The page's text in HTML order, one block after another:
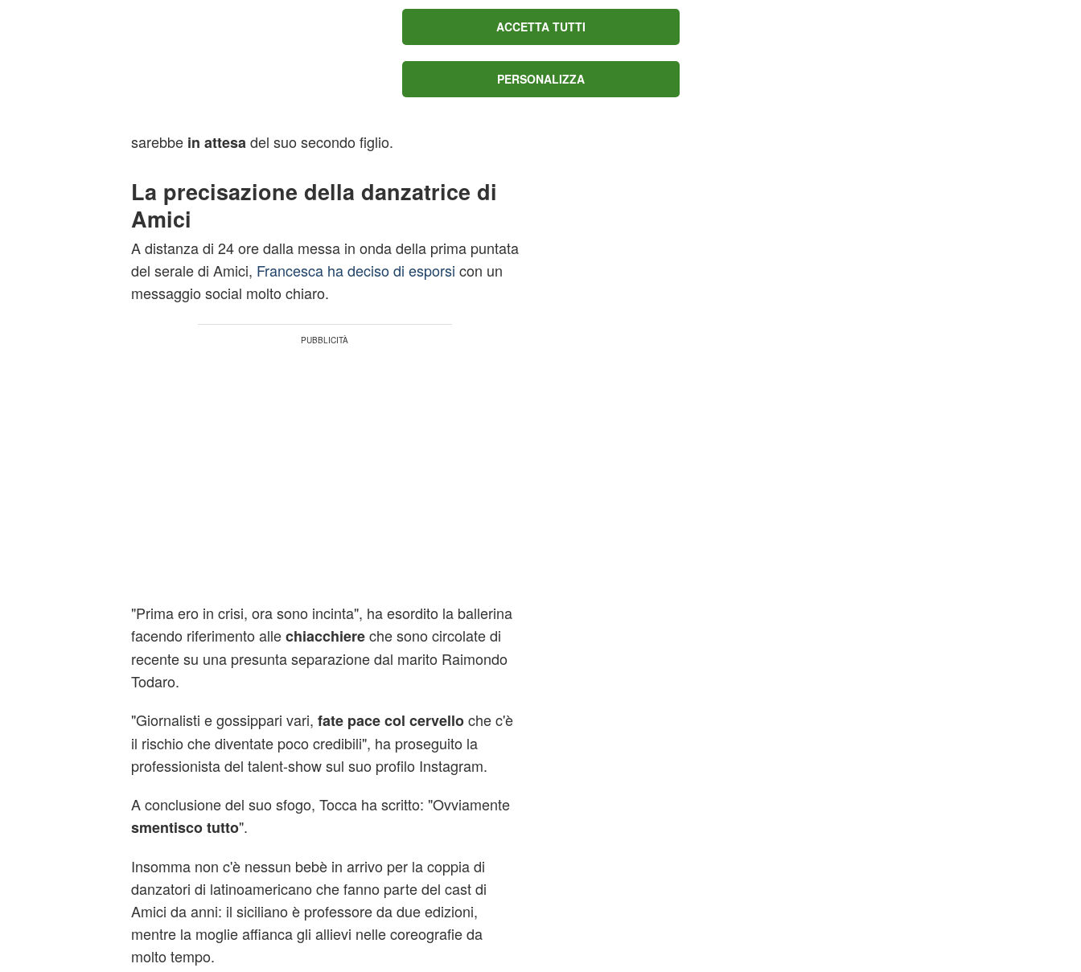
latinoamericano ha sfoggiato un look insolito: unabito nero
dunque, è la seguente: la professionista del talent-show non
sarebbe in attesa del suo secondo figlio.
La precisazione della danzatrice di
Amici
A distanza di 24 ore dalla messa in onda della prima puntata
del serale di Amici, Francesca ha deciso di esporsi con un
messaggio social molto chiaro.
"Prima ero in crisi, ora sono incinta", ha esordito la ballerina
facendo riferimento allechiacchiereche sono circolate di
recente su una presunta separazione dal marito Raimondo
Todaro.
"Giornalisti e gossippari vari, fate pace col cervelloche c'è
il rischio che diventate poco credibili", ha proseguito la
professionista del talent-show sul suo profilo Instagram.
A conclusione del suo sfogo, Tocca ha scritto: "Ovviamente
smentisco tutto".
Insomma non c'è nessun bebè in arrivo per la coppia di
danzatori di latinoamericano che fanno parte del cast di
Amici da anni: il siciliano è professore da due edizioni,
mentre la moglie affianca gli allievi nelle coreografie da
molto tempo.
ACCETTA TUTTI
PERSONALIZZA